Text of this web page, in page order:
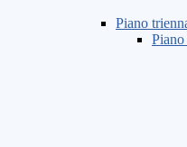
Piano